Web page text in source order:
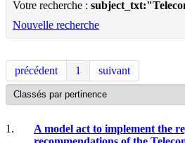
Votre recherche :
Nouvelle recherche
précédent 1 suivant
1.
A model act to implement the